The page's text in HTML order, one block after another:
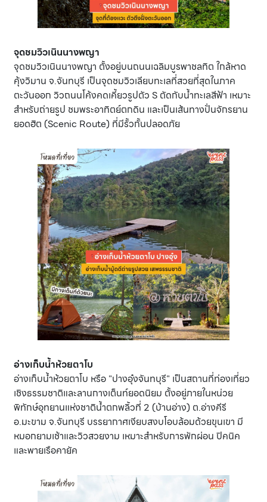
จุดชมวิวเนินนางพญา
จุดชมวิวเนินนางพญา ตั้งอยู่บนถนนเฉลิมบูรพาชลทิต ใกล้หาด
คุ้งวิมาน จ.จันทบุรี เป็นจุดชมวิวเลียบทะเลที่สวยที่สุดในภาค
ตะวันออก วิวถนนโค้งคดเคี้ยวรูปตัว S ตัดกับน้ำทะเลสีฟ้า เหมาะ
สำหรับถ่ายรูป ชมพระอาทิตย์ตกดิน และเป็นเส้นทางปั่นจักรยาน
ยอดฮิต (Scenic Route) ที่มีรั้วกั้นปลอดภัย
อ่างเก็บน้ำห้วยตาโบ
อ่างเก็บน้ำห้วยตาโบ หรือ "ปางอุ๋งจันทบุรี" เป็นสถานที่ท่องเที่ยว
เชิงธรรมชาติและลานกางเต็นท์ยอดนิยม ตั้งอยู่ภายในหน่วย
พิทักษ์อุทยานแห่งชาติน้ำตกพลิ้วที่ 2 (บ้านอ่าง) ต.อ่างคีรี
อ.มะขาม จ.จันทบุรี บรรยากาศเงียบสงบโอบล้อมด้วยขุนเขา มี
หมอกยามเช้าและวิวสวยงาม เหมาะสำหรับการพักผ่อน ปิคนิค
และพายเรือคายัค